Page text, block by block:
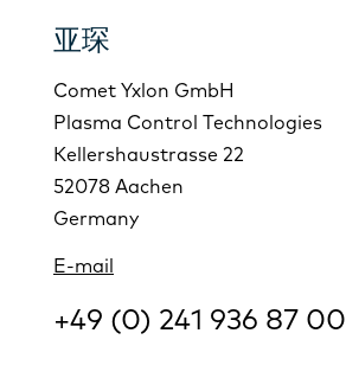
亚琛
Comet Yxlon GmbH
Plasma Control Technologies
Kellershaustrasse 22
52078 Aachen
Germany
E-mail
+49 (0) 241 936 87 00